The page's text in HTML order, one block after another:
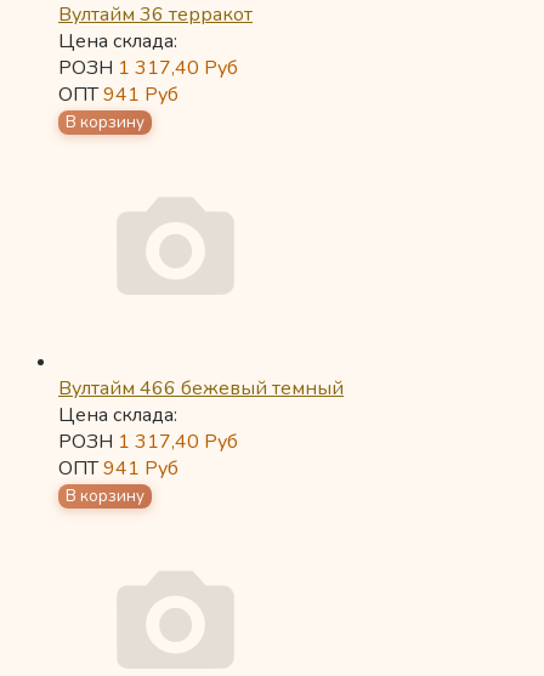
Вултайм 36 терракот
Цена склада:
РОЗН 1 317,40 Руб
ОПТ941 Руб
Вултайм 466 бежевый темный
Цена склада:
РОЗН 1 317,40 Руб
ОПТ941 Руб